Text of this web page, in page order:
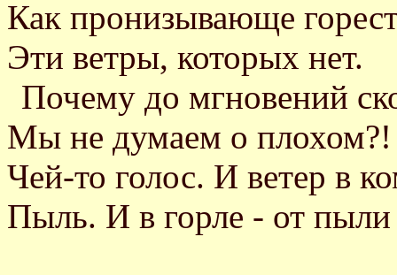
Как пронизывающе
Эти ветры, которых нет.
Почему до мгновений
Мы не думаем о плохом?!
Чей-то голос. И ветер в
Пыль. И в горле - от